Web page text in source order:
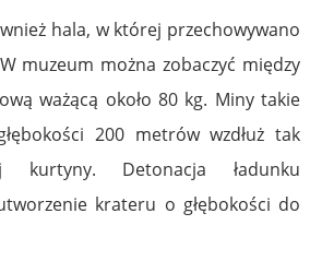
hala, w której przechowywano
muzeum można zobaczyć między
ważącą około 80 kg. Miny takie
200 metrów wzdłuż tak
kurtyny. Detonacja ładunku
krateru o głębokości do